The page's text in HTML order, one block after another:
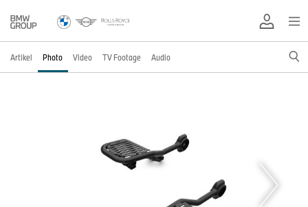
Artikel Photo Video TV Footage Audio